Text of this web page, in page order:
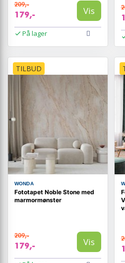
209,-
179,- Vis
På lager
TILBUD
WONDA
Fototapet Noble Stone med
marmormønster
209,-
179,- Vis